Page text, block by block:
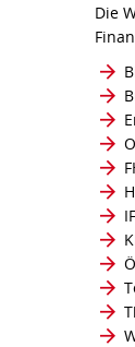
Die